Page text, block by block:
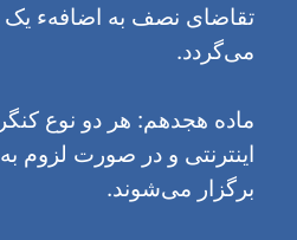
تقاضای نصف به اضافهء
می‌گردد.
ماده هجدهم: هر دو نوع
اینترنتی و در صورت
برگزار می‌شوند.